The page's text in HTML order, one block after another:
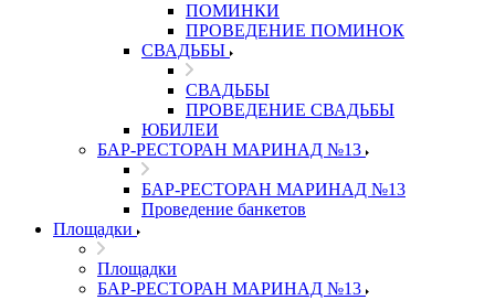
ПОМИНКИ
ПРОВЕДЕНИЕ ПОМИНОК
СВАДЬБЫ
СВАДЬБЫ
ПРОВЕДЕНИЕ СВАДЬБЫ
ЮБИЛЕИ
БАР-РЕСТОРАН МАРИНАД №13
БАР-РЕСТОРАН МАРИНАД №13
Проведение банкетов
Площадки
Площадки
БАР-РЕСТОРАН МАРИНАД №13